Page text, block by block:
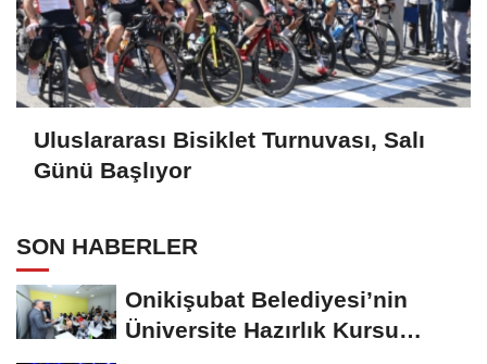
Uluslararası Bisiklet Turnuvası, Salı
Günü Başlıyor
SON HABERLER
Onikişubat Belediyesi’nin
Üniversite Hazırlık Kursu